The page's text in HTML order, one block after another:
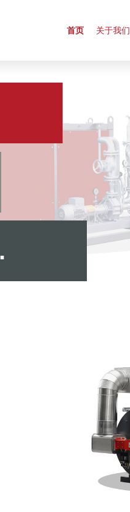
首页 关于我们